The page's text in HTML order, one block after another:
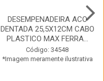
DESEMPENADEIRA ACO
DENTADA 25,5X12CM CABO
PLASTICO MAX FERRA...
Código: 34548
*Imagem meramente ilustrativa